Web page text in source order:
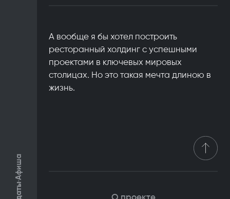
Афиша
А вообще я бы хотел построить
ресторанный холдинг с успешными
проектами в ключевых мировых
столицах. Но это такая мечта длиною в
жизнь.
О проекте